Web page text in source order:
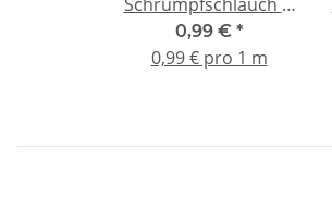
3 mm schwarz
0,99 € *
0,99 € pro 1 m